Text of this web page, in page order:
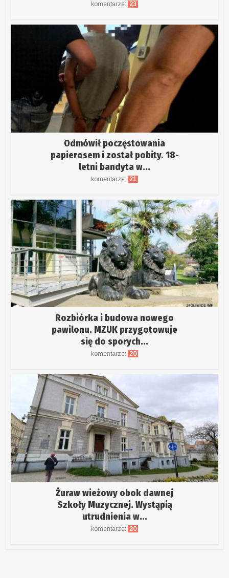
komentarze: 23
Odmówił poczęstowania
papierosem i został pobity. 18-
letni bandyta w...
komentarze: 21
Rozbiórka i budowa nowego
pawilonu. MZUK przygotowuje
się do sporych...
komentarze: 20
Żuraw wieżowy obok dawnej
Szkoły Muzycznej. Wystąpią
utrudnienia w...
komentarze: 20